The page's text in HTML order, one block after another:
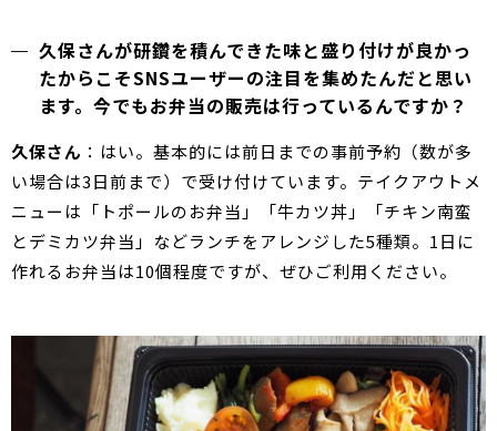
久保さんが研鑽を積んできた味と盛り付けが良かっ
たからこそSNSユーザーの注目を集めたんだと思い
ます。今でもお弁当の販売は行っているんですか？
久保さん ：はい。基本的には前日までの事前予約（数が多
い場合は3日前まで）で受け付けています。テイクアウトメ
ニューは「トポールのお弁当」「牛カツ丼」「チキン南蛮
とデミカツ弁当」などランチをアレンジした5種類。1日に
作れるお弁当は10個程度ですが、ぜひご利用ください。